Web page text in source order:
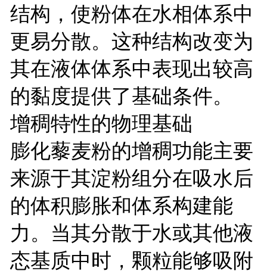
结构，使粉体在水相体系中
更易分散。这种结构改变为
其在液体体系中表现出较高
的黏度提供了基础条件。
增稠特性的物理基础
膨化藜麦粉的增稠功能主要
来源于其淀粉组分在吸水后
的体积膨胀和体系构建能
力。当其分散于水或其他液
态基质中时，颗粒能够吸附